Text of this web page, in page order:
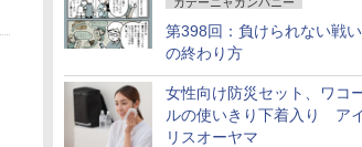
第398回：負けられない戦い
の終わり方
女性向け防災セット、ワコ
ルの使いきり下着入り ア
リスオーヤマ